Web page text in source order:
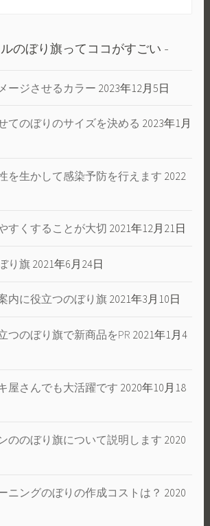
のぼり旗ってココがすごい
ージさせるカラー 2023年12月5日
てのぼりのサイズを決める 2023年1月
を生かして感染予防を行えます 2022
すくすることが大切 2021年12月21日
り旗 2021年6月24日
内に役立つのぼり旗 2021年3月10日
つのぼり旗で新商品をPR 2021年1月4
屋さんでも大活躍です 2020年10月18
ののぼり旗について説明します 2020
ニングのぼりの作成コストは？ 2020